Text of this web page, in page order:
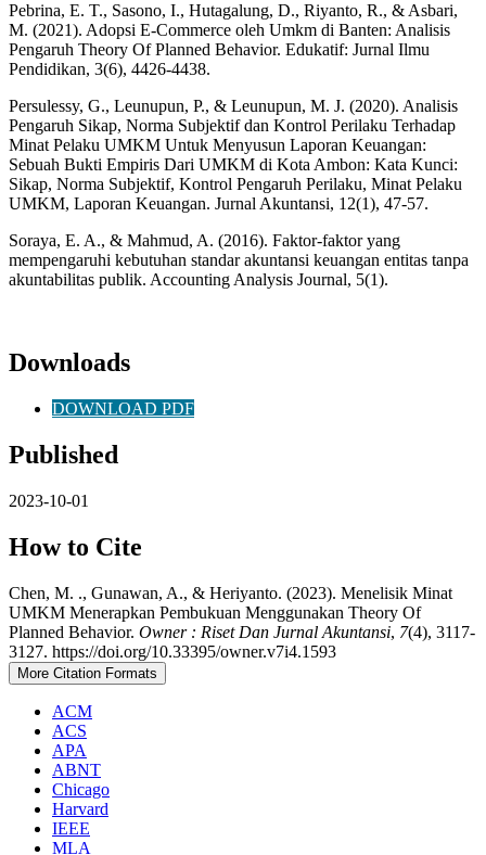
Pebrina, E. T., Sasono, I., Hutagalung, D., Riyanto, R., & Asbari,
M. (2021). Adopsi E-Commerce oleh Umkm di Banten: Analisis
Pengaruh Theory Of Planned Behavior. Edukatif: Jurnal Ilmu
Pendidikan, 3(6), 4426-4438.
Persulessy, G., Leunupun, P., & Leunupun, M. J. (2020). Analisis
Pengaruh Sikap, Norma Subjektif dan Kontrol Perilaku Terhadap
Minat Pelaku UMKM Untuk Menyusun Laporan Keuangan:
Sebuah Bukti Empiris Dari UMKM di Kota Ambon: Kata Kunci:
Sikap, Norma Subjektif, Kontrol Pengaruh Perilaku, Minat Pelaku
UMKM, Laporan Keuangan. Jurnal Akuntansi, 12(1), 47-57.
Soraya, E. A., & Mahmud, A. (2016). Faktor-faktor yang
mempengaruhi kebutuhan standar akuntansi keuangan entitas tanpa
akuntabilitas publik. Accounting Analysis Journal, 5(1).
Downloads
DOWNLOAD PDF
Published
2023-10-01
How to Cite
Chen, M. ., Gunawan, A., & Heriyanto. (2023). Menelisik Minat
UMKM Menerapkan Pembukuan Menggunakan Theory Of
Planned Behavior. Owner : Riset Dan Jurnal Akuntansi, 7(4), 3117-
3127. https://doi.org/10.33395/owner.v7i4.1593
More Citation Formats
ACM
ACS
APA
ABNT
Chicago
Harvard
IEEE
MLA